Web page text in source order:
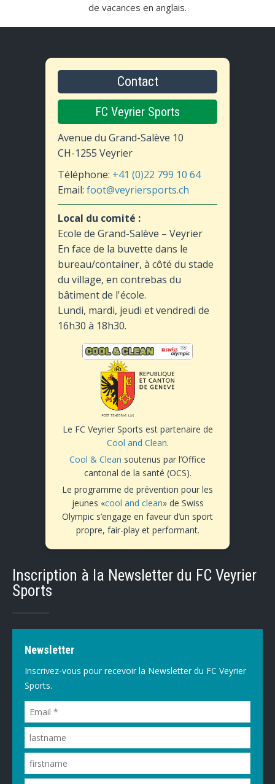
de vacances en anglais.
Contact
FC Veyrier Sports
Avenue du Grand-Salève 10
CH-1255 Veyrier
Téléphone: +41 (0)22 799 10 64
Email: foot@veyriersports.ch
Local du comité :
Ecole de Grand-Salève – Veyrier
En face de la buvette dans le
bureau/container, à côté du stade
du village, en contrebas du
bâtiment de l'école.
Lundi, mardi, jeudi et vendredi de
16h30 à 18h30.
Le FC Veyrier Sports est partenaire de
Cool and Clean.
Cool & Clean soutenus par l’Office
cantonal de la santé (OCS).
Le programme de prévention pour les
jeunes «cool and clean» de Swiss
Olympic s’engage en faveur d’un sport
propre, fair-play et performant.
Inscription à la Newsletter du FC Veyrier
Sports
Newsletter
Inscrivez-vous pour recevoir la Newsletter du FC Veyrier
Sports.